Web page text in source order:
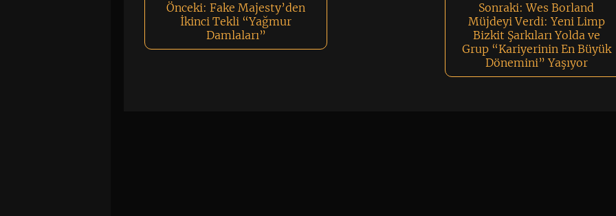
Önceki: Fake Majesty’den
İkinci Tekli “Yağmur
Damlaları”
Sonraki: Wes Borland
Müjdeyi Verdi: Yeni Limp
Bizkit Şarkıları Yolda ve
Grup “Kariyerinin En Büyük
Dönemini” Yaşıyor